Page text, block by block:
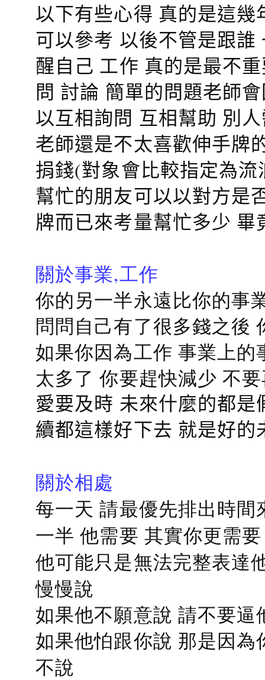
以下有些心得 真的是這
可以參考 以後不管是跟
醒自己 工作 真的是最不
問 討論 簡單的問題老師
以互相詢問 互相幫助 別
老師還是不太喜歡伸手牌
捐錢(對象會比較指定為
幫忙的朋友可以以對方是
牌而已來考量幫忙多少
關於事業,工作
你的另一半永遠比你的事
問問自己有了很多錢之後
如果你因為工作 事業上
太多了 你要趕快減少 不
愛要及時 未來什麼的都
續都這樣好下去 就是好的
關於相處
每一天 請最優先排出時
一半 他需要 其實你更需要
他可能只是無法完整表達
慢慢說
如果他不願意說 請不要逼
如果他怕跟你說 那是因
不說